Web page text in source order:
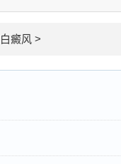
癜风 >